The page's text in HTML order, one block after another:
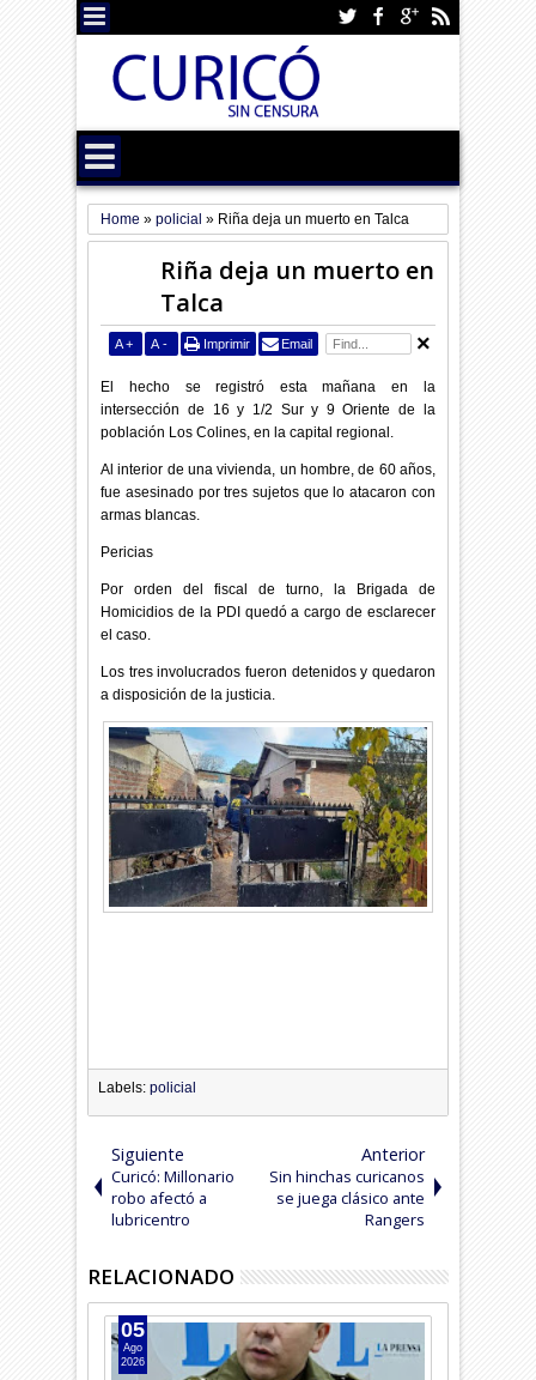
Home »policial » Riña deja un muerto en Talca
Riña deja un muerto en
Talca
A + A - Imprimir Email
El hecho se registró esta mañana en la
intersección de 16 y 1/2 Sur y 9 Oriente de la
población Los Colines, en la capital regional.
Al interior de una vivienda, un hombre, de 60 años,
fue asesinado por tres sujetos que lo atacaron con
armas blancas.
Pericias
Por orden del fiscal de turno, la Brigada de
Homicidios de la PDI quedó a cargo de esclarecer
el caso.
Los tres involucrados fueron detenidos y quedaron
a disposición de la justicia.
Labels:policial
Siguiente
Curicó: Millonario
robo afectó a
lubricentro
Anterior
Sin hinchas curicanos
se juega clásico ante
Rangers
RELACIONADO
05
Ago
2026